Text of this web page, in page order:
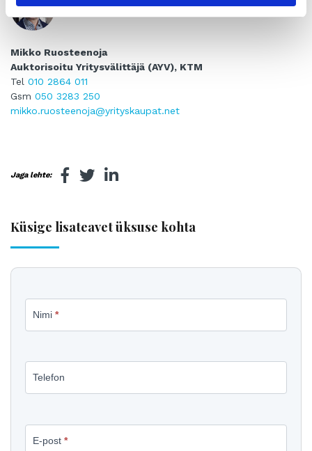
Mikko Ruosteenoja
Auktorisoitu Yritysvälittäjä (AYV), KTM
Tel 010 2864 011
Gsm 050 3283 250
mikko.ruosteenoja@yrityskaupat.net
Jaga lehte:
Küsige lisateavet üksuse kohta
lisateavet
kohta
Nimi *
Telefon
E-post *